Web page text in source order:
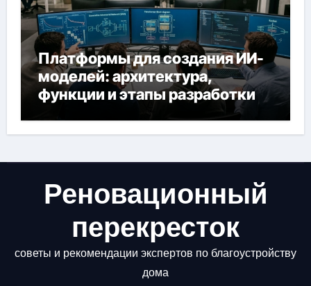
Платформы для создания ИИ-
моделей: архитектура,
функции и этапы разработки
Реновационный
перекресток
советы и рекомендации экспертов по благоустройству
дома